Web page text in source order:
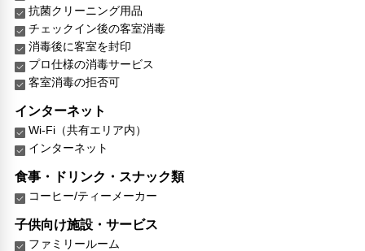
抗菌クリーニング用品
チェックイン後の客室消毒
消毒後に客室を封印
プロ仕様の消毒サービス
客室消毒の拒否可
インターネット
Wi-Fi（共有エリア内）
インターネット
食事・ドリンク・スナック類
コーヒー/ティーメーカー
子供向け施設・サービス
ファミリールーム